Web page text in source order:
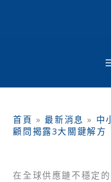
首頁 »最新消息 » 中
顧問揭露3大關鍵解方
在全球供應鏈不穩定